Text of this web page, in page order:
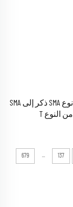
محول موصلات محورية ٥٠ أوم، مستقيم، من نوع SMA ذكر إلى SMA
137
...
679